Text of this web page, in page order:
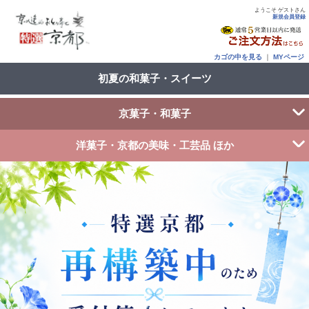
ようこそ ゲストさん
新規会員登録
カゴの中を見る ｜ MYページ
初夏の和菓子・スイーツ
京菓子・和菓子
洋菓子・京都の美味・工芸品 ほか